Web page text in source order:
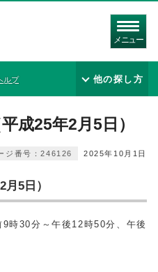
メニュー
ルプ 他の探し方
成25年2月5日）
2025年10月1日
ジ番号：246126
5日）
9時30分 ～午後 12時50分 、午後